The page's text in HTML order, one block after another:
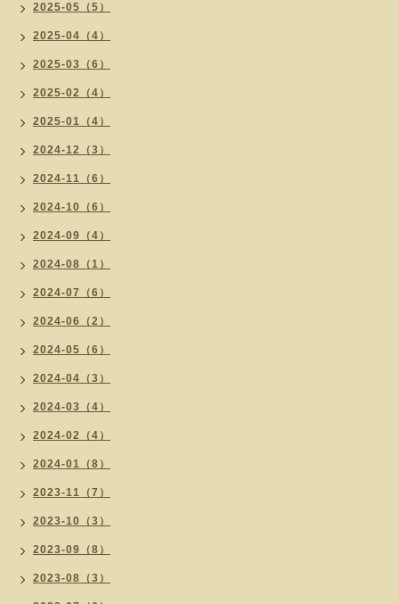
2025-05（5）
2025-04（4）
2025-03（6）
2025-02（4）
2025-01（4）
2024-12（3）
2024-11（6）
2024-10（6）
2024-09（4）
2024-08（1）
2024-07（6）
2024-06（2）
2024-05（6）
2024-04（3）
2024-03（4）
2024-02（4）
2024-01（8）
2023-11（7）
2023-10（3）
2023-09（8）
2023-08（3）